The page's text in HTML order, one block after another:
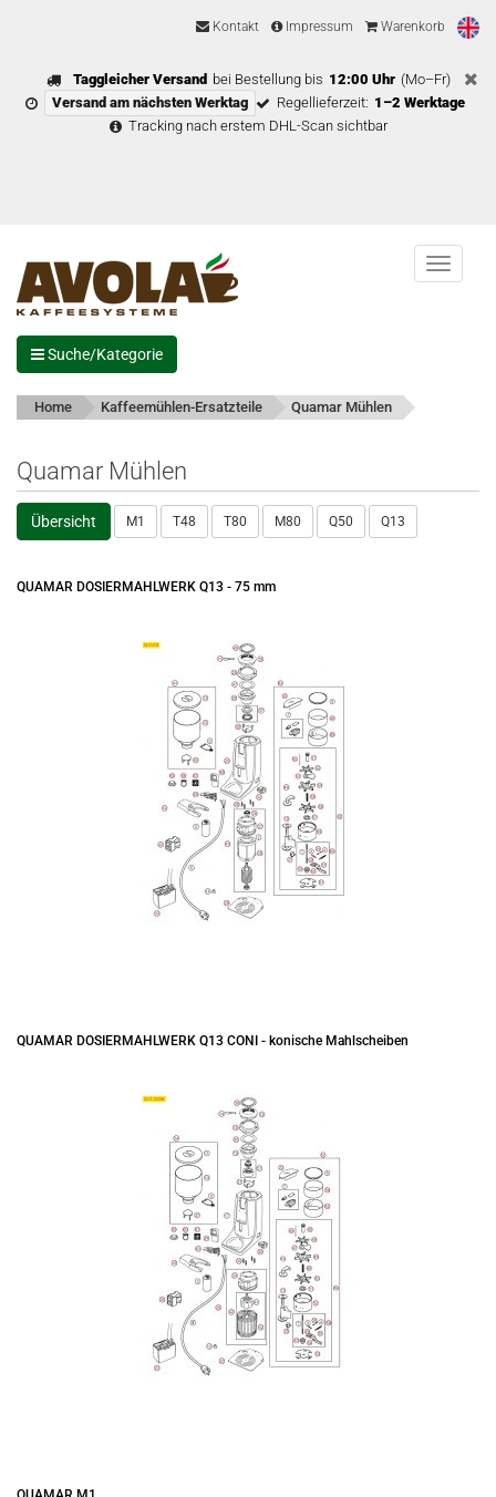
Kontakt Impressum Warenkorb
Taggleicher Versand bei Bestellung bis 12:00 Uhr (Mo–Fr)
Versand am nächsten Werktag
Regellieferzeit: 1–2 Werktage
Tracking nach erstem DHL-Scan sichtbar
Menu
Suche/Kategorie
Home Kaffeemühlen-Ersatzteile Quamar Mühlen
Quamar Mühlen
Übersicht M1 T48 T80 M80 Q50 Q13
QUAMAR DOSIERMAHLWERK Q13 - 75 mm
QUAMAR DOSIERMAHLWERK Q13 CONI - konische Mahlscheiben